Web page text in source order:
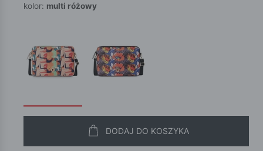
kolor: multi różowy
DODAJ DO KOSZYKA